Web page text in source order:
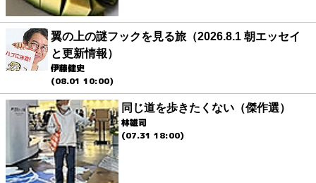
翼の上の謎フックを見る旅（2026.8.1 朝エッセイ
と更新情報）
伊藤健史
(08.01 10:00)
同じ道を歩きたくない（傑作選）
林雄司
(07.31 18:00)